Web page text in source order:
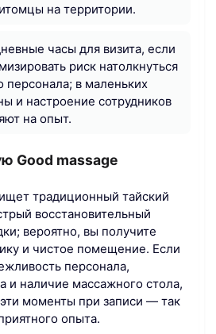
на территории.
часы для визита, если
риск натолкнуться
персонала; в маленьких
и настроение сотрудников
на опыт.
Good massage
традиционный тайский
восстановительный
вероятно, вы получите
и чистое помещение. Если
персонала,
и наличие массажного стола,
моменты при записи — так
опыта.